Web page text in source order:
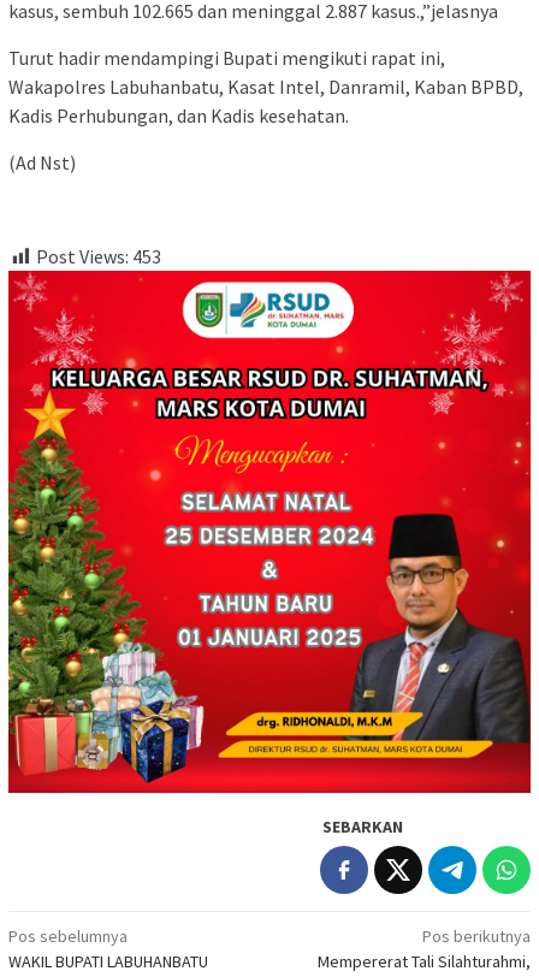
kasus, sembuh 102.665 dan meninggal 2.887 kasus.,”jelasnya
Turut hadir mendampingi Bupati mengikuti rapat ini,
Wakapolres Labuhanbatu, Kasat Intel, Danramil, Kaban BPBD,
Kadis Perhubungan, dan Kadis kesehatan.
(Ad Nst)
Post Views: 453
SEBARKAN
Navigasi
Pos sebelumnya
WAKIL BUPATI LABUHANBATU
Pos berikutnya
Mempererat Tali Silahturahmi,